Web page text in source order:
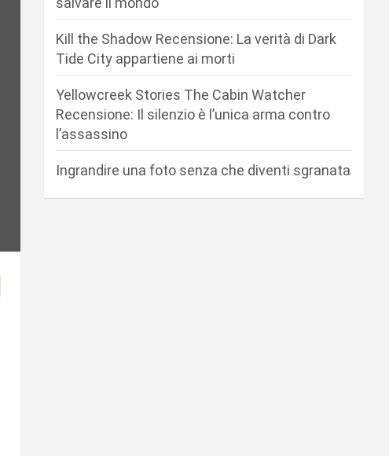
Kill the Shadow Recensione: La verità di Dark
Tide City appartiene ai morti
Yellowcreek Stories The Cabin Watcher
Recensione: Il silenzio è l’unica arma contro
l’assassino
Ingrandire una foto senza che diventi sgranata